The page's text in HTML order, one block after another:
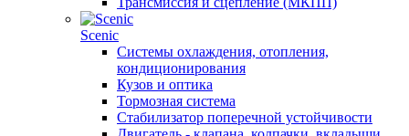
Scenic
Системы охлаждения, отопления,
кондиционирования
Кузов и оптика
Тормозная система
Стабилизатор поперечной устойчивости